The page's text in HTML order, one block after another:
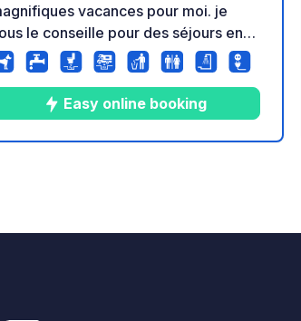
vacances pour moi. je
le conseille pour des séjours en
camping-cars accueillis avec
bref super pour passer de
vacances.
Easy online booking